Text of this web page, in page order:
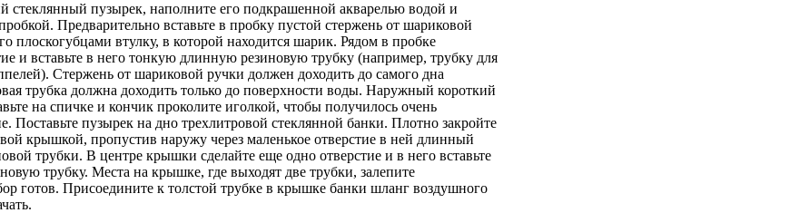
стеклянный пузырек, наполните его подкрашенной акварелью водой и
Предварительно вставьте в пробку пустой стержень от шариковой
плоскогубцами втулку, в которой находится шарик. Рядом в пробке
и вставьте в него тонкую длинную резиновую трубку (например, трубку для
Стержень от шариковой ручки должен доходить до самого дна
трубка должна доходить только до поверхности воды. Наружный короткий
на спичке и кончик проколите иголкой, чтобы получилось очень
Поставьте пузырек на дно трехлитровой стеклянной банки. Плотно закройте
крышкой, пропустив наружу через маленькое отверстие в ней длинный
трубки. В центре крышки сделайте еще одно отверстие и в него вставьте
трубку. Места на крышке, где выходят две трубки, залепите
готов. Присоедините к толстой трубке в крышке банки шланг воздушного